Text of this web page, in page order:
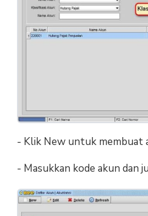
- Klik New untuk membuat
- Masukkan kode akun dan